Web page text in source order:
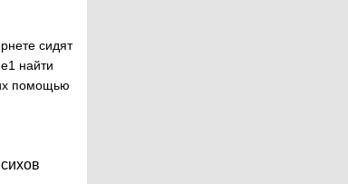
сидят
найти
помощью